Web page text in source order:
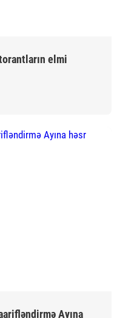
elmi
Ayına